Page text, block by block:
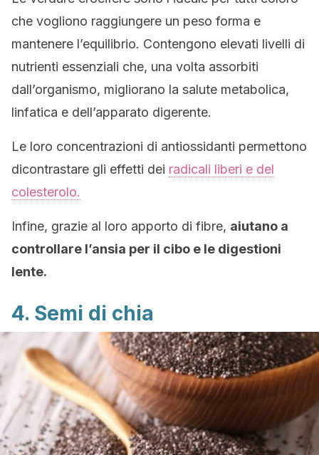
che vogliono raggiungere un peso forma e
mantenere l’equilibrio. Contengono elevati livelli di
nutrienti essenziali che, una volta assorbiti
dall’organismo, migliorano la salute metabolica,
linfatica e dell’apparato digerente.
Le loro concentrazioni di antiossidanti permettono
dicontrastare gli effetti dei radicali liberi e del
colesterolo.
Infine, grazie al loro apporto di fibre, aiutano a
controllare l’ansia per il cibo e le digestioni
lente.
4. Semi di chia